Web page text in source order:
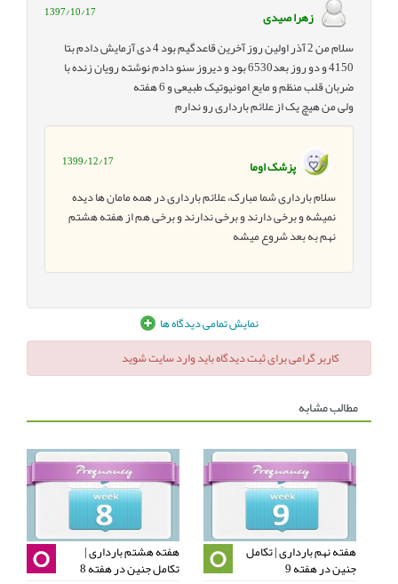
زهرا صیدی 1397/10/17
سلام من 2 آذر اولین روز آخرین قاعدگیم بود 4 دی آزمایش دادم بتا
4150 و دو روز بعد6530 بود و دیروز سنو دادم نوشته رویان زنده با
ضربان قلب منظم و مایع امونیوتیک طبیعی و 6 هفته
ولی من هیچ یک از علائم بارداری رو ندارم
پزشک اوما 1399/12/17
سلام بارداری شما مبارک، علائم بارداری در همه مامان ها دیده
نمیشه و برخی دارند و برخی ندارند و برخی هم از هفته هشتم
نهم به بعد شروع میشه
نمایش تمامی دیدگاه ها
کاربر گرامی برای ثبت دیدگاه باید وارد سایت شوید
مطالب مشابه
هفته هشتم بارداری |
تکامل جنین در هفته 8
هفته نهم بارداری | تکامل
جنین در هفته 9